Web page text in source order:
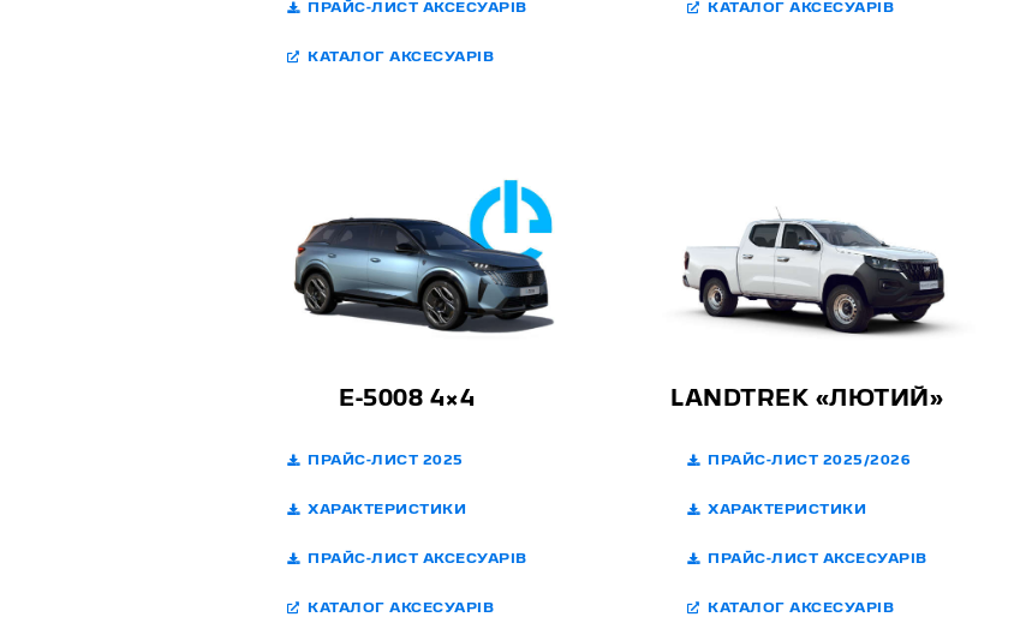
ПРАЙС-ЛИСТ АКСЕСУАРІВ
КАТАЛОГ АКСЕСУАРІВ
КАТАЛОГ АКСЕСУАРІВ
E-5008 4×4
ПРАЙС-ЛИСТ 2025
ХАРАКТЕРИСТИКИ
ПРАЙС-ЛИСТ АКСЕСУАРІВ
КАТАЛОГ АКСЕСУАРІВ
LANDTREK «ЛЮТИЙ»
ПРАЙС-ЛИСТ 2025/2026
ХАРАКТЕРИСТИКИ
ПРАЙС-ЛИСТ АКСЕСУАРІВ
КАТАЛОГ АКСЕСУАРІВ